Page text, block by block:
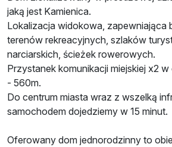
jaką jest Kamienica.
Lokalizacja widokowa, zapewniająca
terenów rekreacyjnych, szlaków
narciarskich, ścieżek rowerowych.
Przystanek komunikacji miejskiej x2
- 560m.
Do centrum miasta wraz z wszelką
samochodem dojedziemy w 15 minut.
Oferowany dom jednorodzinny to